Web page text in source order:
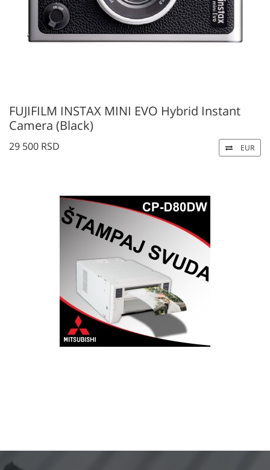
FUJIFILM INSTAX MINI EVO Hybrid Instant
Camera (Black)
29 500 RSD EUR